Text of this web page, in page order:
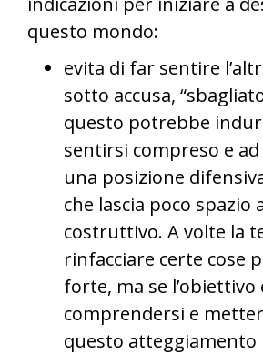
questo mondo:
evita di far sentire
sotto accusa,
questo potrebbe
sentirsi compreso e
una posizione
che lascia poco spazio
costruttivo. A volte la
rinfacciare certe cose
forte, ma se l’obiettivo
comprendersi e
questo